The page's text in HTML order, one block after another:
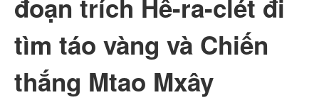
đoạn trích Hê-ra-clét đi
tìm táo vàng và Chiến
thắng Mtao Mxây